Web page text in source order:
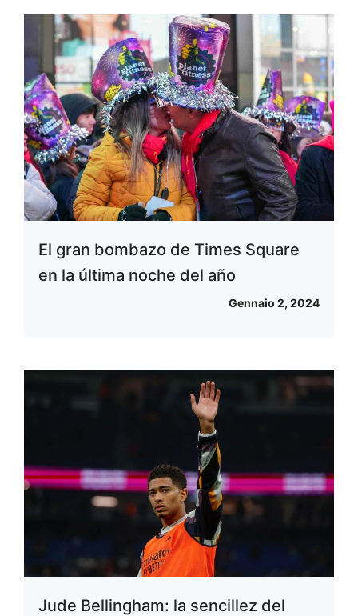
El gran bombazo de Times Square
en la última noche del año
Gennaio 2, 2024
Jude Bellingham: la sencillez del